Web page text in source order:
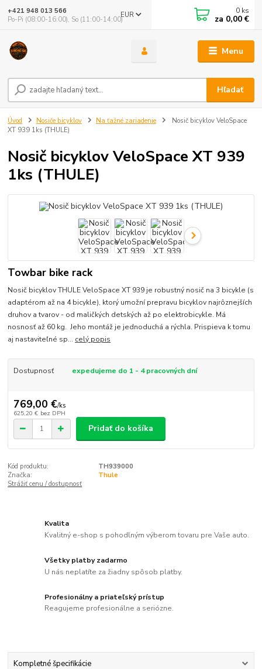
Menu
EUR
Hľadať
+421 948 013 566
Po-Pi (08:00-16:00), So (11:00-14:00)
0 ks
za 0,00 €
Úvod Nosiče bicyklov Na ťažné zariadenie
Nosič bicyklov VeloSpace
XT 939 1ks (THULE)
Nosič bicyklov VeloSpace XT 939
1ks (THULE)
Towbar bike rack
Nosič bicyklov THULE VeloSpace XT 939 je robustný nosič na 3 bicykle (s
adaptérom až na 4 bicykle), ktorý umožní prepravu bicyklov najrôznejších
druhov a tvarov - od maličkých detských až po elektrobicykle. Má
nosnosť až 60 kg. Jeho montáž je jednoduchá a rýchla. Prispieva k tomu
aj nastaviteľné sp... celý popis
Dostupnosť expedujeme do 1 - 4 pracovných dní
769,00 €/ks
625,20 € bez DPH
Pridať do košíka
Kód produktu:
TH939000
Značka:
Thule
Strážiť cenu / dostupnosť
Kvalita
Kvalitný e-shop s pohodlným výberom tovaru pre Vaše auto.
Všetky platby zadarmo
U nás neplatíte za žiadny spôsob platby.
Profesionálny a priateľský prístup
Reagujeme profesionálne a seriózne.
Kompletné špecifikácie